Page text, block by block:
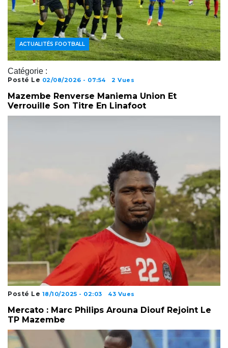
Catégorie :
ACTUALITÉS FOOTBALL
Posté Le 02/08/2026 - 07:54 2 Vues
Mazembe Renverse Maniema Union Et
Verrouille Son Titre En Linafoot
Posté Le 18/10/2025 - 02:03 43 Vues
Mercato : Marc Philips Arouna Diouf Rejoint Le
TP Mazembe